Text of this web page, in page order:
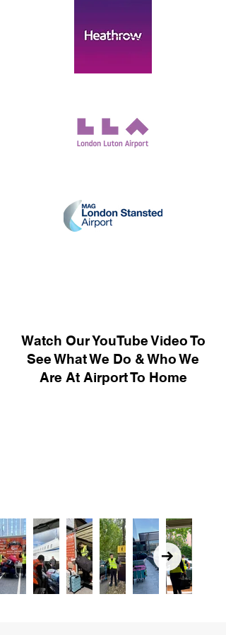
Watch Our YouTube Video To
See What We Do & Who We
Are At Airport To Home